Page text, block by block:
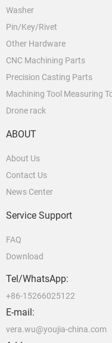
Washer
Pin/Key/Rivet
Other Hardware
CNC Machining Parts
Precision Casting Parts
Machining Tool Measuring
Drone rack
ABOUT
About Us
Contact Us
News Center
Service Support
FAQ
Download
Tel/WhatsApp:
+86-15266025122
E-mail:
vera.wu@youjia-china.com